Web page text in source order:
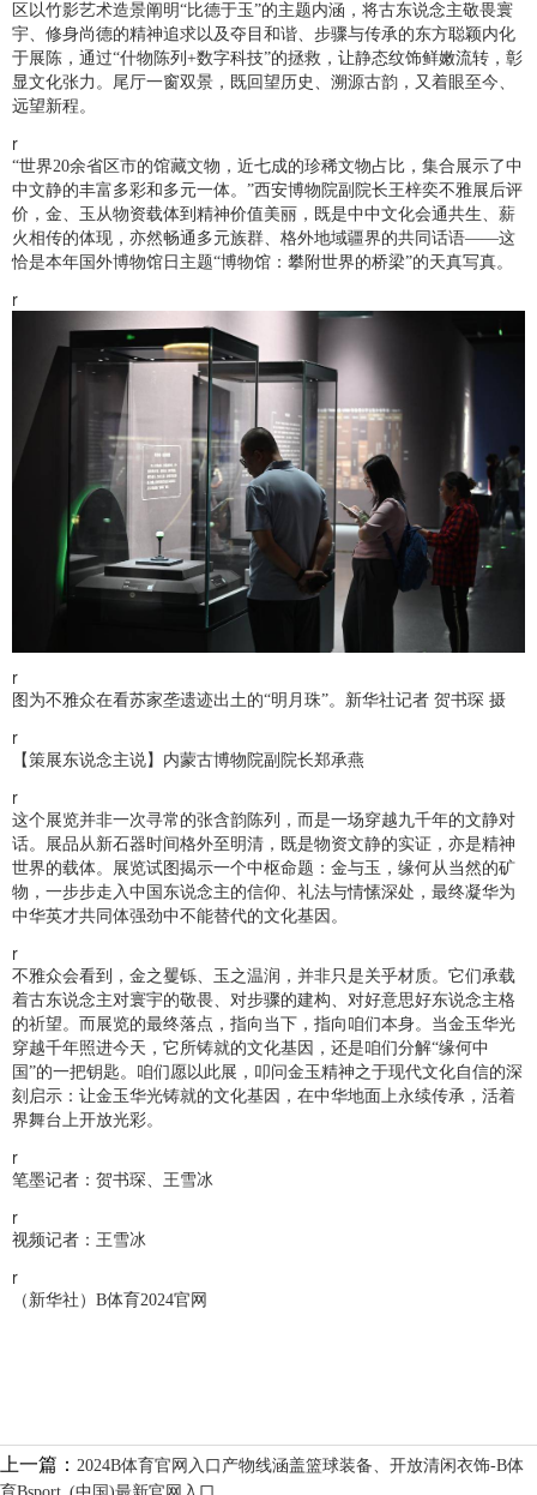
区以竹影艺术造景阐明“比德于玉”的主题内涵，将古东说念主敬畏寰
宇、修身尚德的精神追求以及夺目和谐、步骤与传承的东方聪颖内化
于展陈，通过“什物陈列+数字科技”的拯救，让静态纹饰鲜嫩流转，彰
显文化张力。尾厅一窗双景，既回望历史、溯源古韵，又着眼至今、
远望新程。
r
“世界20余省区市的馆藏文物，近七成的珍稀文物占比，集合展示了中
中文静的丰富多彩和多元一体。”西安博物院副院长王梓奕不雅展后评
价，金、玉从物资载体到精神价值美丽，既是中中文化会通共生、薪
火相传的体现，亦然畅通多元族群、格外地域疆界的共同话语——这
恰是本年国外博物馆日主题“博物馆：攀附世界的桥梁”的天真写真。
r
r
图为不雅众在看苏家垄遗迹出土的“明月珠”。新华社记者 贺书琛 摄
r
【策展东说念主说】内蒙古博物院副院长郑承燕
r
这个展览并非一次寻常的张含韵陈列，而是一场穿越九千年的文静对
话。展品从新石器时间格外至明清，既是物资文静的实证，亦是精神
世界的载体。展览试图揭示一个中枢命题：金与玉，缘何从当然的矿
物，一步步走入中国东说念主的信仰、礼法与情愫深处，最终凝华为
中华英才共同体强劲中不能替代的文化基因。
r
不雅众会看到，金之矍铄、玉之温润，并非只是关乎材质。它们承载
着古东说念主对寰宇的敬畏、对步骤的建构、对好意思好东说念主格
的祈望。而展览的最终落点，指向当下，指向咱们本身。当金玉华光
穿越千年照进今天，它所铸就的文化基因，还是咱们分解“缘何中
国”的一把钥匙。咱们愿以此展，叩问金玉精神之于现代文化自信的深
刻启示：让金玉华光铸就的文化基因，在中华地面上永续传承，活着
界舞台上开放光彩。
r
笔墨记者：贺书琛、王雪冰
r
视频记者：王雪冰
r
（新华社）B体育2024官网
上一篇： 2024B体育官网入口产物线涵盖篮球装备、开放清闲衣饰-B体